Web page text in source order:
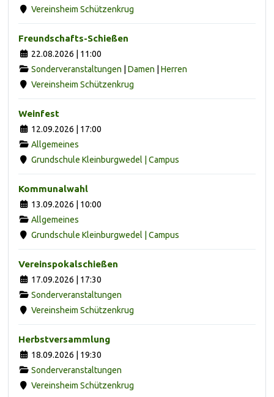
Vereinsheim Schützenkrug
Freundschafts-Schießen
22.08.2026 | 11:00
Sonderveranstaltungen
Damen
Herren
Vereinsheim Schützenkrug
Weinfest
12.09.2026 | 17:00
Allgemeines
Grundschule Kleinburgwedel | Campus
Kommunalwahl
13.09.2026 | 10:00
Allgemeines
Grundschule Kleinburgwedel | Campus
Vereinspokalschießen
17.09.2026 | 17:30
Sonderveranstaltungen
Vereinsheim Schützenkrug
Herbstversammlung
18.09.2026 | 19:30
Sonderveranstaltungen
Vereinsheim Schützenkrug